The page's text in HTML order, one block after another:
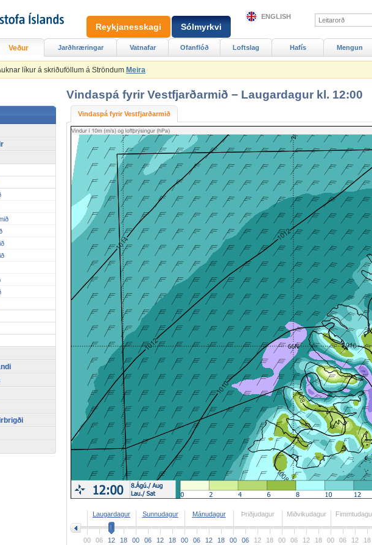
líkur á skriðuföllum á Ströndum Meira
Vindaspá fyrir Vestfjarðarmið − Laugardagur kl. 12:00
Vindaspá fyrir Vestfjarðarmið
Laugardagur
00 06 12 18
Sunnudagur
00 06 12 18
Mánudagur
00 06 12 18
Þriðjudagur
00 06 12 18
Miðvikudagur
00 06 12 18 00 06 12 18
Veður Jarðhræringar Vatnafar Ofanflóð Loftslag Hafís Mengun
Reykjanesskagi Sólmyrkvi
ENGLISH